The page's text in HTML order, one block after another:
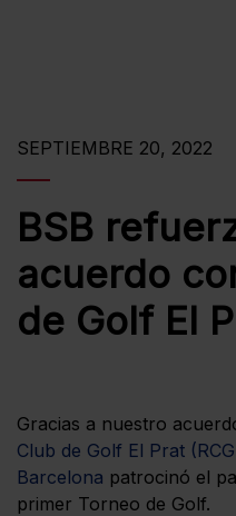
SEPTIEMBRE 20, 2022
BSB
acuerdo
de Golf El
Gracias a nuestro
Club de Golf El Prat
Barcelona patrocinó el
primer Torneo de Golf.